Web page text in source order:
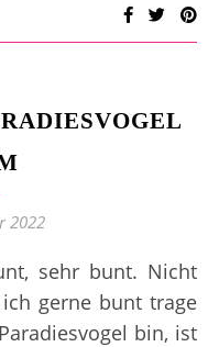
2022
gerne bunt trage
bin, ist